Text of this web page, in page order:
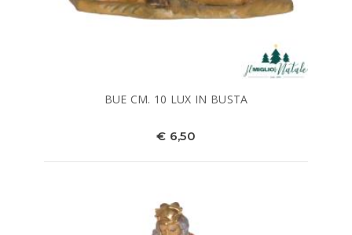
BUE CM. 10 LUX IN BUSTA
€ 6,50